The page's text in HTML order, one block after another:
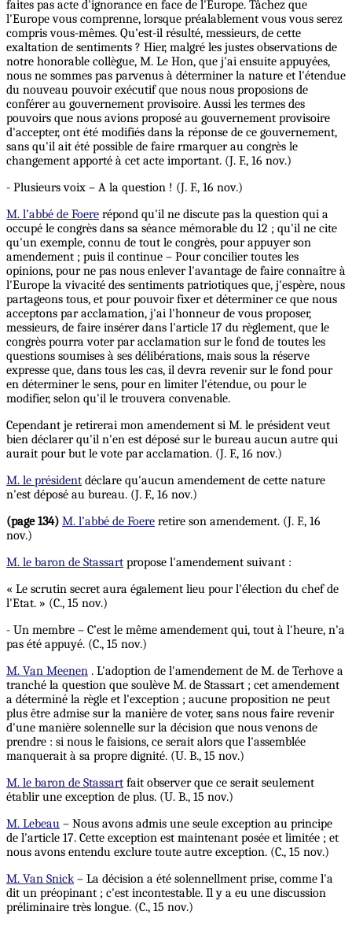
faites pas acte d'ignorance en face de l'Europe. Tâchez que
l'Europe vous comprenne, lorsque préalablement vous vous serez
compris vous-mêmes. Qu'est-il résulté, messieurs, de cette
exaltation de sentiments ? Hier, malgré les justes observations de
notre honorable collègue, M. Le Hon, que j'ai ensuite appuyées,
nous ne sommes pas parvenus à déterminer la nature et l'étendue
du nouveau pouvoir exécutif que nous nous proposions de
conférer au gouvernement provisoire. Aussi les termes des
pouvoirs que nous avions proposé au gouvernement provisoire
d'accepter, ont été modifiés dans la réponse de ce gouvernement,
sans qu'il ait été possible de faire rmarquer au congrès le
changement apporté à cet acte important. (J. F., 16 nov.)
- Plusieurs voix – A la question ! (J. F., 16 nov.)
M. l’abbé de Foere répond qu'il ne discute pas la question qui a
occupé le congrès dans sa séance mémorable du 12 ; qu'il ne cite
qu'un exemple, connu de tout le congrès, pour appuyer son
amendement ; puis il continue – Pour concilier toutes les
opinions, pour ne pas nous enlever l'avantage de faire connaître à
l'Europe la vivacité des sentiments patriotiques que, j'espère, nous
partageons tous, et pour pouvoir fixer et déterminer ce que nous
acceptons par acclamation, j'ai l'honneur de vous proposer,
messieurs, de faire insérer dans l'article 17 du règlement, que le
congrès pourra voter par acclamation sur le fond de toutes les
questions soumises à ses délibérations, mais sous la réserve
expresse que, dans tous les cas, il devra revenir sur le fond pour
en déterminer le sens, pour en limiter l'étendue, ou pour le
modifier, selon qu'il le trouvera convenable.
Cependant je retirerai mon amendement si M. le président veut
bien déclarer qu'il n'en est déposé sur le bureau aucun autre qui
aurait pour but le vote par acclamation. (J. F., 16 nov.)
M. le président déclare qu'aucun amendement de cette nature
n'est déposé au bureau. (J. F., 16 nov.)
(page 134) M. l’abbé de Foere retire son amendement. (J. F., 16
nov.)
M. le baron de Stassart propose l'amendement suivant :
« Le scrutin secret aura également lieu pour l'élection du chef de
l'Etat. » (C., 15 nov.)
- Un membre – C’est le même amendement qui, tout à l'heure, n'a
pas été appuyé. (C., 15 nov.)
M. Van Meenen . L'adoption de l'amendement de M. de Terhove a
tranché la question que soulève M. de Stassart ; cet amendement
a déterminé la règle et l'exception ; aucune proposition ne peut
plus être admise sur la manière de voter, sans nous faire revenir
d'une manière solennelle sur la décision que nous venons de
prendre : si nous le faisions, ce serait alors que l'assemblée
manquerait à sa propre dignité. (U. B., 15 nov.)
M. le baron de Stassart fait observer que ce serait seulement
établir une exception de plus. (U. B., 15 nov.)
M. Lebeau – Nous avons admis une seule exception au principe
de l'article 17. Cette exception est maintenant posée et limitée ; et
nous avons entendu exclure toute autre exception. (C., 15 nov.)
M. Van Snick– La décision a été solennellment prise, comme l'a
dit un préopinant ; c'est incontestable. Il y a eu une discussion
préliminaire très longue. (C., 15 nov.)